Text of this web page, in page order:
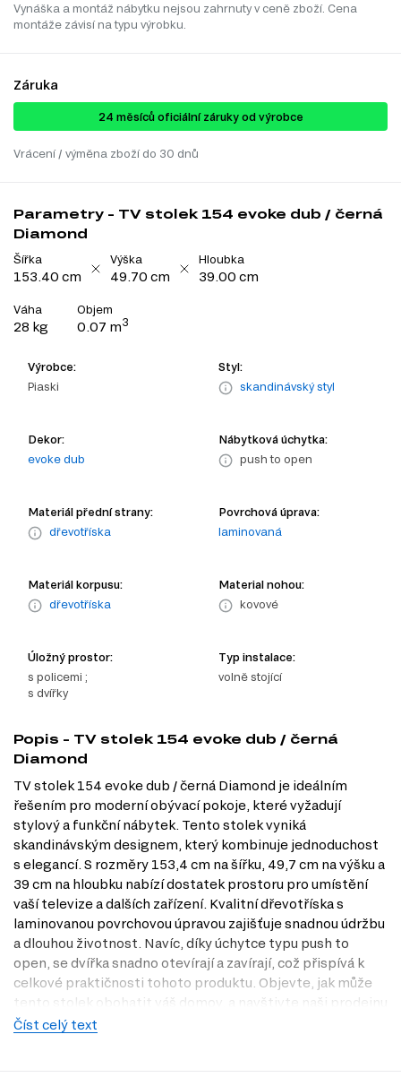
Vynáška a montáž nábytku nejsou zahrnuty v ceně zboží. Cena
montáže závisí na typu výrobku.
Záruka
24 ​​​​měsíců oficiální záruky od výrobce
Vrácení / výměna zboží do 30 dnů
Parametry - TV stolek 154 evoke dub / černá
Diamond
Šířka
153.40 cm
Výška
49.70 cm
Hloubka
39.00 cm
Váha
28 kg
Objem
0.07 m3
Výrobce:
Piaski
Styl:
skandinávský styl
Dekor:
evoke dub
Nábytková úchytka:
push to open
Materiál přední strany:
dřevotříska
Povrchová úprava:
laminovaná
Materiál korpusu:
dřevotříska
Material nohou:
kovové
Úložný prostor:
s policemi ;
s dvířky
Typ instalace:
volně stojící
Popis - TV stolek 154 evoke dub / černá
Diamond
TV stolek 154 evoke dub / černá Diamond je ideálním
řešením pro moderní obývací pokoje, které vyžadují
stylový a funkční nábytek. Tento stolek vyniká
skandinávským designem, který kombinuje jednoduchost
s elegancí. S rozměry 153,4 cm na šířku, 49,7 cm na výšku a
39 cm na hloubku nabízí dostatek prostoru pro umístění
vaší televize a dalších zařízení. Kvalitní dřevotříska s
laminovanou povrchovou úpravou zajišťuje snadnou údržbu
a dlouhou životnost. Navíc, díky úchytce typu push to
open, se dvířka snadno otevírají a zavírají, což přispívá k
celkové praktičnosti tohoto produktu. Objevte, jak může
tento stolek obohatit váš domov, a navštivte naši prodejnu
v Praze na Dubok.cz.
Číst celý text